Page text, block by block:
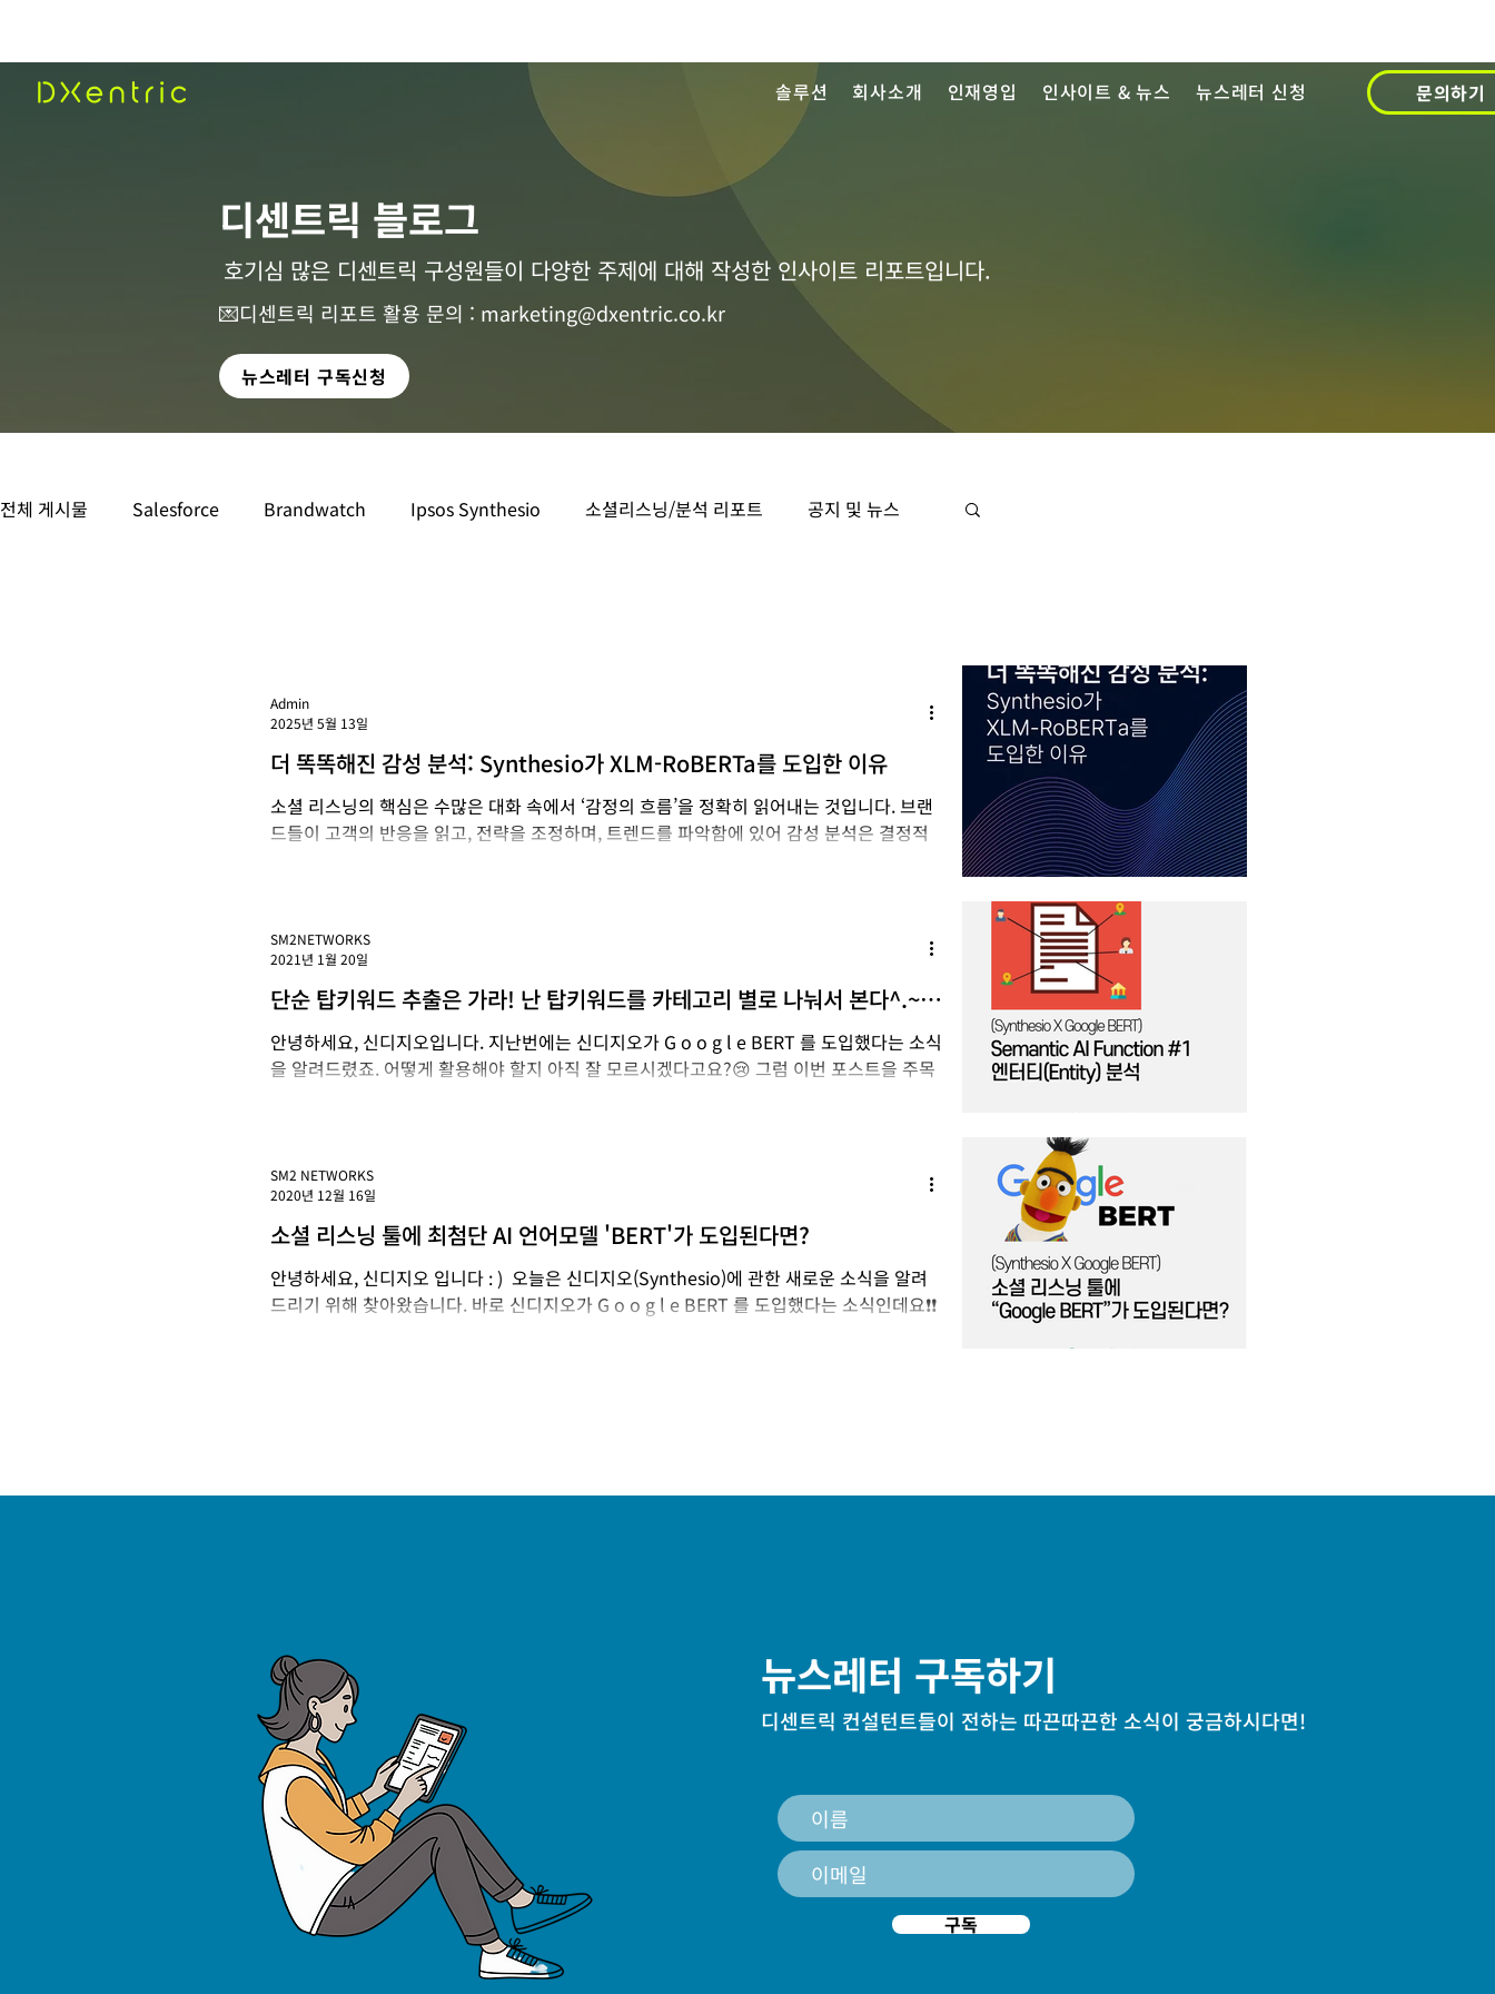
솔루션 회사소개 인재영입 인사이트 & 뉴스 뉴스레터 신청 문의하기
​디센트릭 블로그
호기심 많은 디센트릭 구성원들이 다양한 주제에 대해 작성한 인사이트 리포트입니다.
💌디센트릭 리포트 활용 문의 : marketing@dxentric.co.kr
뉴스레터 구독신청
전체 게시물 Salesforce Brandwatch Ipsos Synthesio 소셜리스닝/분석 리포트 공지 및 뉴스
더 똑똑해진 감성 분석: Synthesio가 XLM-RoBERTa를 도입한 이유
소셜 리스닝의 핵심은 수많은 대화 속에서 ‘감정의 흐름’을 정확히 읽어내는 것입니다. 브랜
드들이 고객의 반응을 읽고, 전략을 조정하며, 트렌드를 파악함에 있어 감성 분석은 결정적
Admin
2025년 5월 13일
단순 탑키워드 추출은 가라! 난 탑키워드를 카테고리 별로 나눠서 본다^.~
엔터티(Entity)로 소셜데이터에서 인사이트 뽑는 4가지 방법!
안녕하세요, 신디지오입니다. 지난번에는 신디지오가 G o o g l e BERT 를 도입했다는 소식
을 알려드렸죠. 어떻게 활용해야 할지 아직 잘 모르시겠다고요?😢 그럼 이번 포스트을 주목
SM2NETWORKS
2021년 1월 20일
소셜 리스닝 툴에 최첨단 AI 언어모델 'BERT'가 도입된다면?
안녕하세요, 신디지오 입니다 : ) ​ 오늘은 신디지오(Synthesio)에 관한 새로운 소식을 알려
드리기 위해 찾아왔습니다. 바로 신디지오가 G o o g l e BERT 를 도입했다는 소식인데요❗❗
SM2 NETWORKS
2020년 12월 16일
뉴스레터 구독하기
디센트릭 컨설턴트들이 전하는 따끈따끈한 소식이 궁금하시다면!
구독